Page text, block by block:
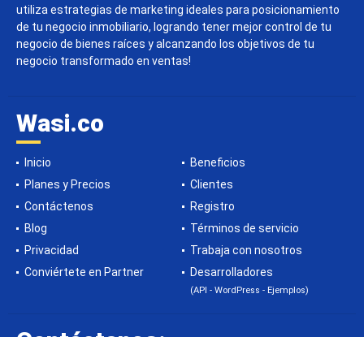
utiliza estrategias de marketing ideales para posicionamiento
de tu negocio inmobiliario, logrando tener mejor control de tu
negocio de bienes raíces y alcanzando los objetivos de tu
negocio transformado en ventas!
Wasi.co
Inicio
Beneficios
Planes y Precios
Clientes
Contáctenos
Registro
Blog
Términos de servicio
Privacidad
Trabaja con nosotros
Conviértete en Partner
Desarrolladores
(API - WordPress - Ejemplos)